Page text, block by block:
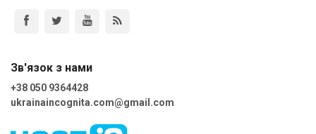
Зв'язок з нами
+38 050 9364428
ukrainaincognita.com@gmail.com